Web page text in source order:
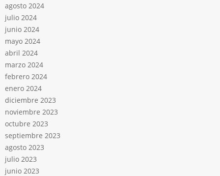
agosto 2024
julio 2024
junio 2024
mayo 2024
abril 2024
marzo 2024
febrero 2024
enero 2024
diciembre 2023
noviembre 2023
octubre 2023
septiembre 2023
agosto 2023
julio 2023
junio 2023